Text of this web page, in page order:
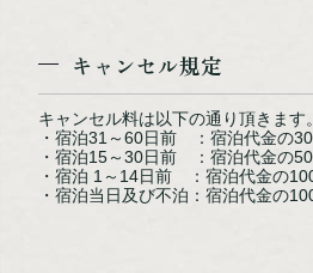
キャンセル規定
キャンセル料は以下の通り頂きます。
・宿泊31～60日前 ：宿泊代金の
・宿泊15～30日前 ：宿泊代金の
・宿泊 1～14日前 ：宿泊代金の
・宿泊当日及び不泊：宿泊代金の